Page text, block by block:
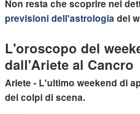
Non resta che scoprire nei
previsioni dell'astrologia del
L'oroscopo del
dall'Ariete al Cancro
Ariete - L'ultimo weekend di
dei colpi di scena.